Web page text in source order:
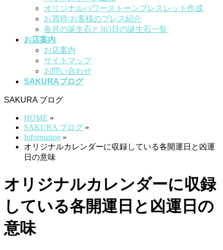
オリジナルパワーストーンブレスレット作成
お買得/お客様のブレス紹介
各月の誕生石と365日の誕生石一覧
お店案内
お店案内
サイトマップ
お問い合わせ
SAKURAブログ
SAKURA ブログ
HOME »
SAKURA ブログ »
Information »
オリジナルカレンダーに収録している各開運日と凶運
日の意味
オリジナルカレンダーに収録
している各開運日と凶運日の
意味